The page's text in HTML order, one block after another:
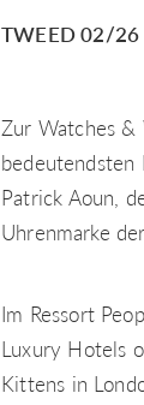
TWEED 02/26
Zur Watches &
bedeutendsten
Patrick Aoun,
Uhrenmarke
Im Ressort
Luxury Hotels
Kittens in